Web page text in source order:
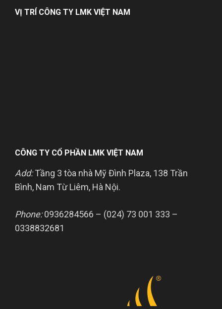
VỊ TRÍ CÔNG TY LMK VIỆT NAM
CÔNG TY CỔ PHẦN LMK VIỆT NAM
Add:Tầng 3 tòa nhà Mỹ Đình Plaza, 138 Trần
Bình, Nam Từ Liêm, Hà Nội.
Phone:0936284566 – (024) 73 001 333 –
0338832681